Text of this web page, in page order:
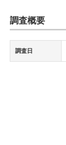
調査概要
調査日